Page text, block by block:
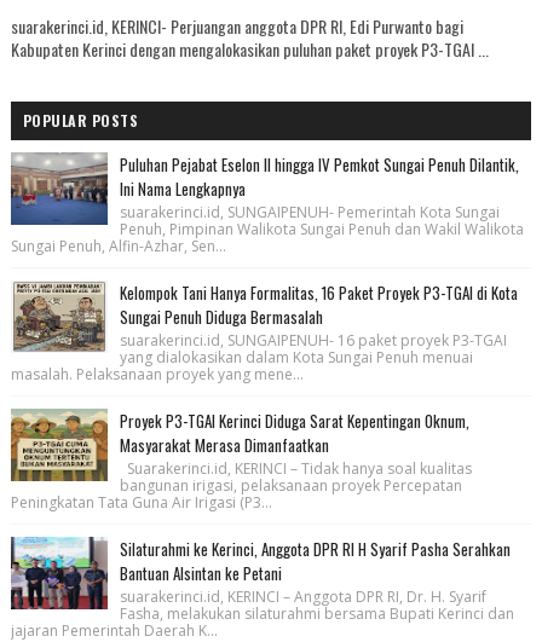
suarakerinci.id, KERINCI- Perjuangan anggota DPR RI, Edi Purwanto bagi
Kabupaten Kerinci dengan mengalokasikan puluhan paket proyek P3-TGAI ...
POPULAR POSTS
Puluhan Pejabat Eselon II hingga IV Pemkot Sungai Penuh Dilantik,
Ini Nama Lengkapnya
suarakerinci.id, SUNGAIPENUH- Pemerintah Kota Sungai
Penuh, Pimpinan Walikota Sungai Penuh dan Wakil Walikota
Sungai Penuh, Alfin-Azhar, Sen...
Kelompok Tani Hanya Formalitas, 16 Paket Proyek P3-TGAI di Kota
Sungai Penuh Diduga Bermasalah
suarakerinci.id, SUNGAIPENUH- 16 paket proyek P3-TGAI
yang dialokasikan dalam Kota Sungai Penuh menuai
masalah. Pelaksanaan proyek yang mene...
Proyek P3-TGAI Kerinci Diduga Sarat Kepentingan Oknum,
Masyarakat Merasa Dimanfaatkan
Suarakerinci.id, KERINCI – Tidak hanya soal kualitas
bangunan irigasi, pelaksanaan proyek Percepatan
Peningkatan Tata Guna Air Irigasi (P3...
Silaturahmi ke Kerinci, Anggota DPR RI H Syarif Pasha Serahkan
Bantuan Alsintan ke Petani
suarakerinci.id, KERINCI – Anggota DPR RI, Dr. H. Syarif
Fasha, melakukan silaturahmi bersama Bupati Kerinci dan
jajaran Pemerintah Daerah K...